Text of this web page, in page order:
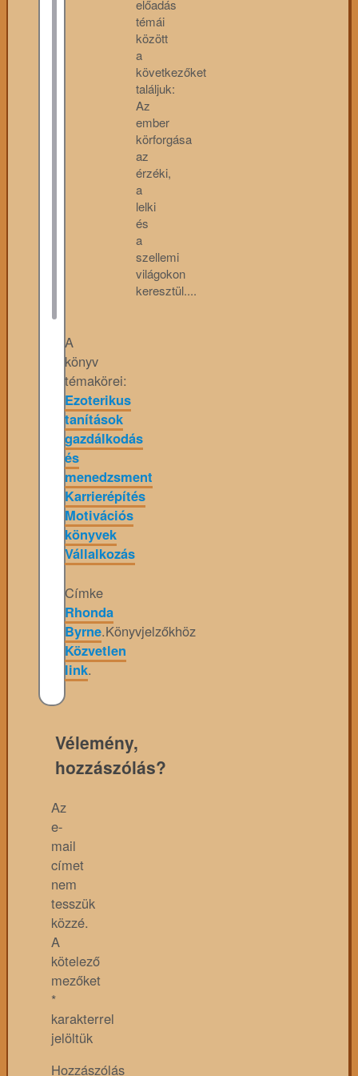
előadás
témái
között
a
következőket
találjuk:
Az
ember
körforgása
az
érzéki,
a
lelki
és
a
szellemi
világokon
keresztül....
A
könyv
témakörei:
Ezoterikus
tanítások
gazdálkodás
és
menedzsment
Karrierépítés
Motivációs
könyvek
Vállalkozás
Címke
Rhonda
Byrne.Könyvjelzőkhöz
Közvetlen
link.
Vélemény,
hozzászólás?
Az
e-
mail
címet
nem
tesszük
közzé.
A
kötelező
mezőket
*
karakterrel
jelöltük
Hozzászólás